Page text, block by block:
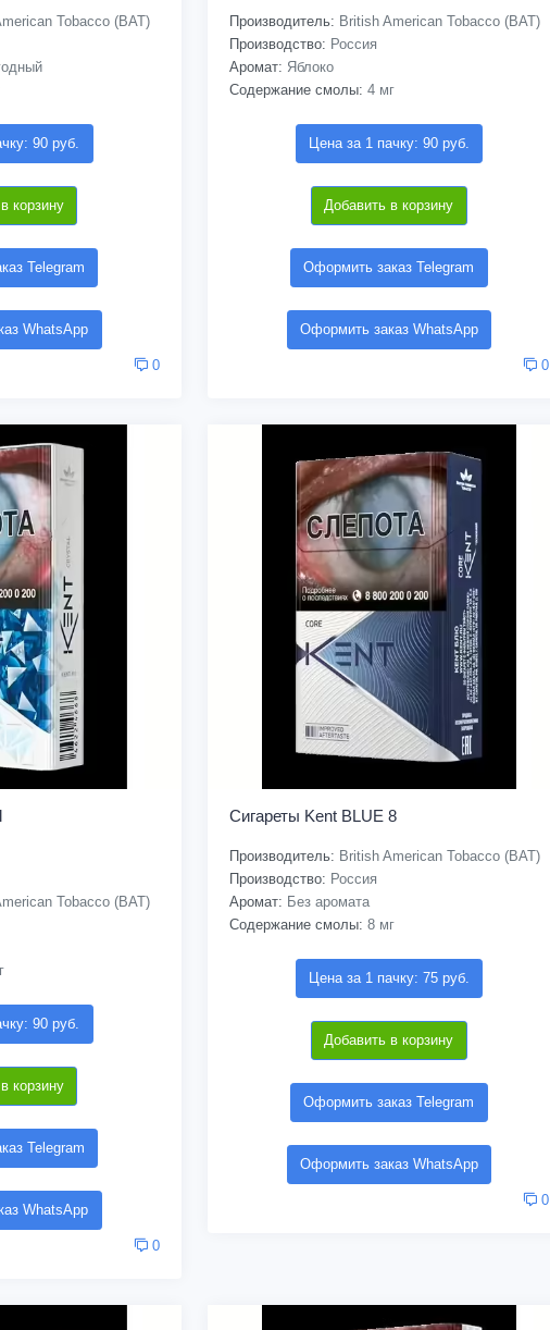
Tobacco (BAT)
90 руб.
корзину
Telegram
WhatsApp
0
Производитель: British American Tobacco (BAT)
Производство: Россия
Аромат: Яблоко
Содержание смолы: 4 мг
Цена за 1 пачку: 90 руб.
Добавить в корзину
Оформить заказ Telegram
Оформить заказ WhatsApp
0
Tobacco (BAT)
90 руб.
корзину
Telegram
WhatsApp
0
Сигареты Kent BLUE 8
Производитель: British American Tobacco (BAT)
Производство: Россия
Аромат: Без аромата
Содержание смолы: 8 мг
Цена за 1 пачку: 75 руб.
Добавить в корзину
Оформить заказ Telegram
Оформить заказ WhatsApp
0